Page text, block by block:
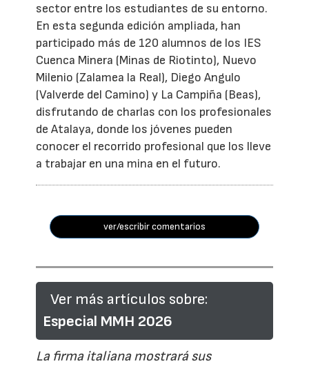
sector entre los estudiantes de su entorno.
En esta segunda edición ampliada, han
participado más de 120 alumnos de los IES
Cuenca Minera (Minas de Riotinto), Nuevo
Milenio (Zalamea la Real), Diego Angulo
(Valverde del Camino) y La Campiña (Beas),
disfrutando de charlas con los profesionales
de Atalaya, donde los jóvenes pueden
conocer el recorrido profesional que los lleve
a trabajar en una mina en el futuro.
ver/escribir comentarios
Ver más artículos sobre:
Especial MMH 2026
La firma italiana mostrará sus